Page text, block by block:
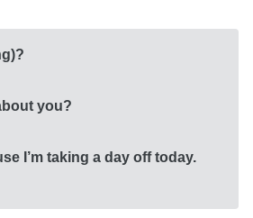
you?
I’m taking a day off today.